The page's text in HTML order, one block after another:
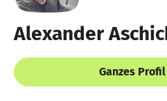
Alexander
Ganzes